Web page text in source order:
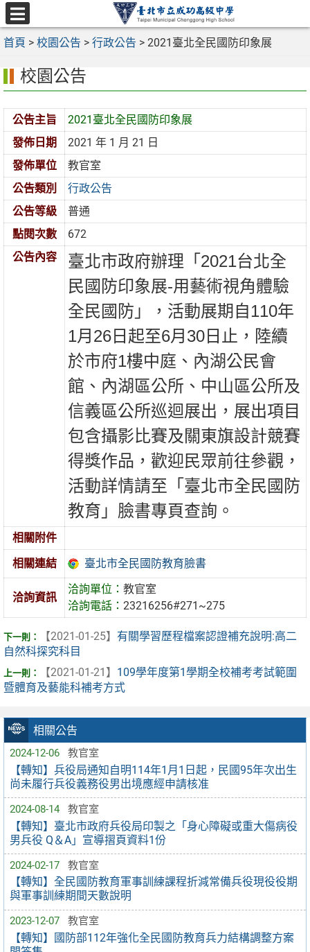
跳
至
主
容
區
選
單
首頁 > 校園公告 > 行政公告 > 2021臺北全民國防印象展
相關公告
2024-12-06 教官室
【轉知】兵役局通知自明114年1月1日起，民國95年次出生
尚未履行兵役義務役男出境應經申請核准
2024-08-14 教官室
【轉知】臺北市政府兵役局印製之「身心障礙或重大傷病役
男兵役 Q＆A」宣導摺頁資料1份
2024-02-17 教官室
【轉知】全民國防教育軍事訓練課程折減常備兵役現役役期
與軍事訓練期間天數說明
2023-12-07 教官室
【轉知】國防部112年強化全民國防教育兵力結構調整方案
校園公告
公告主旨
2021臺北全民國防印象展
發佈日期
2021 年 1 月 21 日
發佈單位
教官室
公告類別
行政公告
公告等級
普通
點閱次數
672
公告內容
臺北市政府辦理「2021台北全
民國防印象展-用藝術視角體驗
全民國防」，活動展期自110年
1月26日起至6月30日止，陸續
於市府1樓中庭、內湖公民會
館、內湖區公所、中山區公所及
信義區公所巡迴展出，展出項目
包含攝影比賽及關東旗設計競賽
得獎作品，歡迎民眾前往參觀，
活動詳情請至「臺北市全民國防
教育」臉書專頁查詢。
相關附件
相關連結
臺北市全民國防教育臉書
洽詢資訊
洽詢單位：教官室
洽詢電話：23216256#271~275
【2021-01-25】 有關學習歷程檔案認證補充說明:高二
自然科探究科目
【2021-01-21】 109學年度第1學期全校補考考試範圍
暨體育及藝能科補考方式